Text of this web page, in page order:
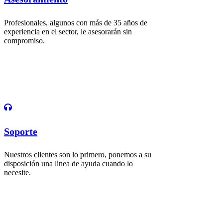
Profesionales, algunos con más de 35 años de
experiencia en el sector, le asesorarán sin
compromiso.
Soporte
Nuestros clientes son lo primero, ponemos a su
disposición una linea de ayuda cuando lo
necesite.